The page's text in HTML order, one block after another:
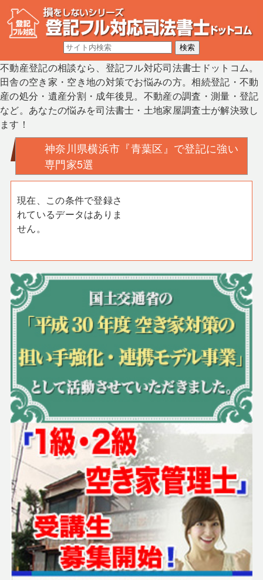
不動産登記の相談なら、登記フル対応司法書士ドットコム。
田舎の空き家・空き地の対策でお悩みの方。相続登記・不動
産の処分・遺産分割・成年後見。不動産の調査・測量・登記
など。あなたの悩みを司法書士・土地家屋調査士が解決致し
ます！
神奈川県横浜市『青葉区』で登記に強い
専門家5選
現在、この条件で登録さ
れているデータはありま
せん。